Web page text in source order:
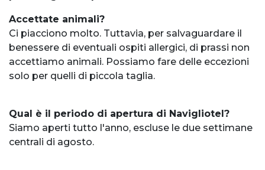
Accettate animali?
Ci piacciono molto. Tuttavia, per salvaguardare il
benessere di eventuali ospiti allergici, di prassi non
accettiamo animali. Possiamo fare delle eccezioni
solo per quelli di piccola taglia.
Qual è il periodo di apertura di Navigliotel?
Siamo aperti tutto l'anno, escluse le due settimane
centrali di agosto.